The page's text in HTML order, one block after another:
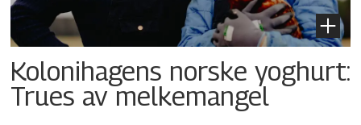
Kolonihagens norske yoghurt:
Trues av melkemangel